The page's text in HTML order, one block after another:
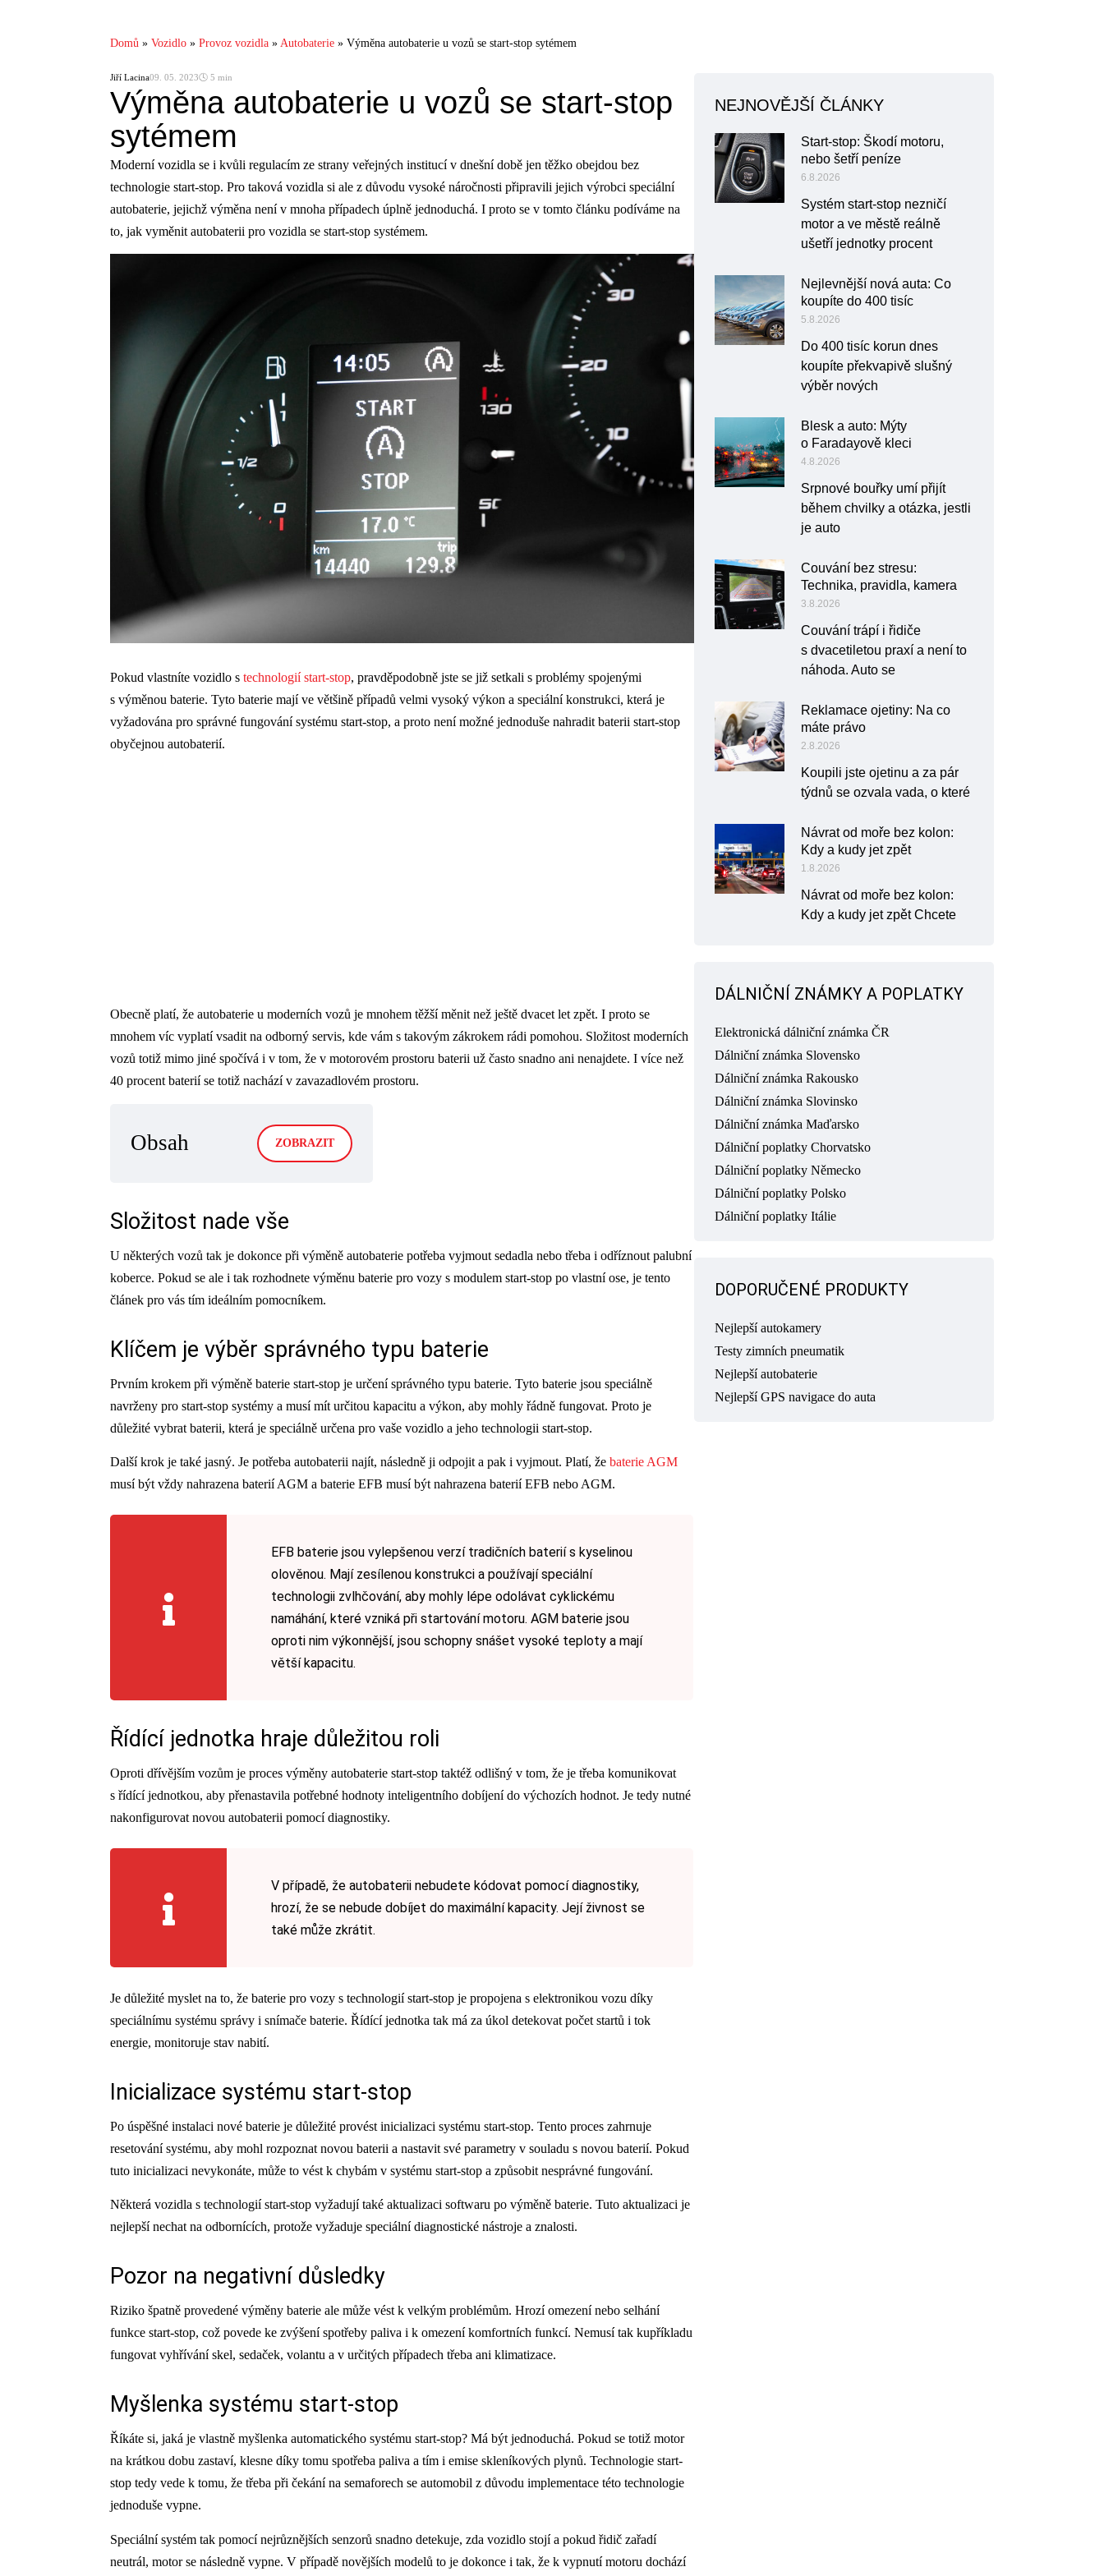
Domů » Vozidlo » Provoz vozidla » Autobaterie » Výměna autobaterie u vozů se start-stop sytémem
Jiří Lacina09. 05. 2023🕓 5 min
Výměna autobaterie u vozů se start-stop
sytémem
Moderní vozidla se i kvůli regulacím ze strany veřejných institucí v dnešní době jen těžko obejdou bez
technologie start-stop. Pro taková vozidla si ale z důvodu vysoké náročnosti připravili jejich výrobci speciální
autobaterie, jejichž výměna není v mnoha případech úplně jednoduchá. I proto se v tomto článku podíváme na
to, jak vyměnit autobaterii pro vozidla se start-stop systémem.
Pokud vlastníte vozidlo s technologií start-stop, pravděpodobně jste se již setkali s problémy spojenými
s výměnou baterie. Tyto baterie mají ve většině případů velmi vysoký výkon a speciální konstrukci, která je
vyžadována pro správné fungování systému start-stop, a proto není možné jednoduše nahradit baterii start-stop
obyčejnou autobaterií.
Obecně platí, že autobaterie u moderních vozů je mnohem těžší měnit než ještě dvacet let zpět. I proto se
mnohem víc vyplatí vsadit na odborný servis, kde vám s takovým zákrokem rádi pomohou. Složitost moderních
vozů totiž mimo jiné spočívá i v tom, že v motorovém prostoru baterii už často snadno ani nenajdete. I více než
40 procent baterií se totiž nachází v zavazadlovém prostoru.
Obsah ZOBRAZIT
Složitost nade vše
U některých vozů tak je dokonce při výměně autobaterie potřeba vyjmout sedadla nebo třeba i odříznout palubní
koberce. Pokud se ale i tak rozhodnete výměnu baterie pro vozy s modulem start-stop po vlastní ose, je tento
článek pro vás tím ideálním pomocníkem.
Klíčem je výběr správného typu baterie
Prvním krokem při výměně baterie start-stop je určení správného typu baterie. Tyto baterie jsou speciálně
navrženy pro start-stop systémy a musí mít určitou kapacitu a výkon, aby mohly řádně fungovat. Proto je
důležité vybrat baterii, která je speciálně určena pro vaše vozidlo a jeho technologii start-stop.
Další krok je také jasný. Je potřeba autobaterii najít, následně ji odpojit a pak i vyjmout. Platí, že baterie AGM
musí být vždy nahrazena baterií AGM a baterie EFB musí být nahrazena baterií EFB nebo AGM.
EFB baterie jsou vylepšenou verzí tradičních baterií s kyselinou
olověnou. Mají zesílenou konstrukci a používají speciální
technologii zvlhčování, aby mohly lépe odolávat cyklickému
namáhání, které vzniká při startování motoru. AGM baterie jsou
oproti nim výkonnější, jsou schopny snášet vysoké teploty a mají
větší kapacitu.
Řídící jednotka hraje důležitou roli
Oproti dřívějším vozům je proces výměny autobaterie start-stop taktéž odlišný v tom, že je třeba komunikovat
s řídící jednotkou, aby přenastavila potřebné hodnoty inteligentního dobíjení do výchozích hodnot. Je tedy nutné
nakonfigurovat novou autobaterii pomocí diagnostiky.
V případě, že autobaterii nebudete kódovat pomocí diagnostiky,
hrozí, že se nebude dobíjet do maximální kapacity. Její živnost se
také může zkrátit.
Je důležité myslet na to, že baterie pro vozy s technologií start-stop je propojena s elektronikou vozu díky
speciálnímu systému správy i snímače baterie. Řídící jednotka tak má za úkol detekovat počet startů i tok
energie, monitoruje stav nabití.
Inicializace systému start-stop
Po úspěšné instalaci nové baterie je důležité provést inicializaci systému start-stop. Tento proces zahrnuje
resetování systému, aby mohl rozpoznat novou baterii a nastavit své parametry v souladu s novou baterií. Pokud
tuto inicializaci nevykonáte, může to vést k chybám v systému start-stop a způsobit nesprávné fungování.
Některá vozidla s technologií start-stop vyžadují také aktualizaci softwaru po výměně baterie. Tuto aktualizaci je
nejlepší nechat na odbornících, protože vyžaduje speciální diagnostické nástroje a znalosti.
Pozor na negativní důsledky
Riziko špatně provedené výměny baterie ale může vést k velkým problémům. Hrozí omezení nebo selhání
funkce start-stop, což povede ke zvýšení spotřeby paliva i k omezení komfortních funkcí. Nemusí tak kupříkladu
fungovat vyhřívání skel, sedaček, volantu a v určitých případech třeba ani klimatizace.
Myšlenka systému start-stop
Říkáte si, jaká je vlastně myšlenka automatického systému start-stop? Má být jednoduchá. Pokud se totiž motor
na krátkou dobu zastaví, klesne díky tomu spotřeba paliva a tím i emise skleníkových plynů. Technologie start-
stop tedy vede k tomu, že třeba při čekání na semaforech se automobil z důvodu implementace této technologie
jednoduše vypne.
Speciální systém tak pomocí nejrůznějších senzorů snadno detekuje, zda vozidlo stojí a pokud řidič zařadí
neutrál, motor se následně vypne. V případě novějších modelů to je dokonce i tak, že k vypnutí motoru dochází
NEJNOVĚJŠÍ ČLÁNKY
Start-stop: Škodí motoru,
nebo šetří peníze
6.8.2026
Systém start-stop nezničí
motor a ve městě reálně
ušetří jednotky procent
Nejlevnější nová auta: Co
koupíte do 400 tisíc
5.8.2026
Do 400 tisíc korun dnes
koupíte překvapivě slušný
výběr nových
Blesk a auto: Mýty
o Faradayově kleci
4.8.2026
Srpnové bouřky umí přijít
během chvilky a otázka, jestli
je auto
Couvání bez stresu:
Technika, pravidla, kamera
3.8.2026
Couvání trápí i řidiče
s dvacetiletou praxí a není to
náhoda. Auto se
Reklamace ojetiny: Na co
máte právo
2.8.2026
Koupili jste ojetinu a za pár
týdnů se ozvala vada, o které
Návrat od moře bez kolon:
Kdy a kudy jet zpět
1.8.2026
Návrat od moře bez kolon:
Kdy a kudy jet zpět Chcete
DÁLNIČNÍ ZNÁMKY A POPLATKY
Elektronická dálniční známka ČR
Dálniční známka Slovensko
Dálniční známka Rakousko
Dálniční známka Slovinsko
Dálniční známka Maďarsko
Dálniční poplatky Chorvatsko
Dálniční poplatky Německo
Dálniční poplatky Polsko
Dálniční poplatky Itálie
DOPORUČENÉ PRODUKTY
Nejlepší autokamery
Testy zimních pneumatik
Nejlepší autobaterie
Nejlepší GPS navigace do auta